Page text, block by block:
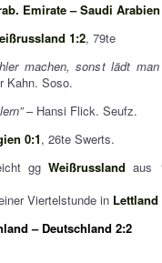
Emirate – Saudi
1:2, 79te
machen, sonst lädt
Kahn. Soso.
– Hansi Flick. Seufz.
0:1, 26te Swerts.
gg Weißrussland aus
Viertelstunde in Lettland
– Deutschland 2:2